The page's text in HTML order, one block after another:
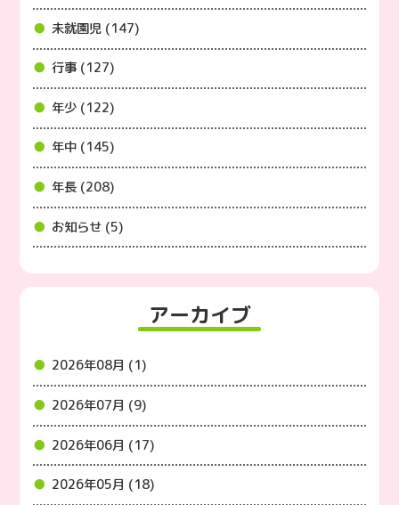
未就園児 (147)
行事 (127)
年少 (122)
年中 (145)
年長 (208)
お知らせ (5)
アーカイブ
2026年08月 (1)
2026年07月 (9)
2026年06月 (17)
2026年05月 (18)